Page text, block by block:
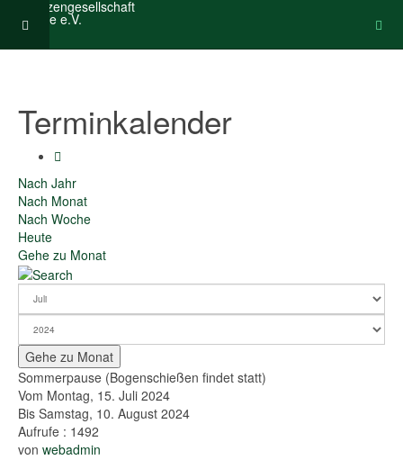
Terminkalender
Nach Jahr
Nach Monat
Nach Woche
Heute
Gehe zu Monat
Gehe zu Monat
Sommerpause (Bogenschießen findet statt)
Vom Montag, 15. Juli 2024
Bis Samstag, 10. August 2024
Aufrufe : 1492
von webadmin